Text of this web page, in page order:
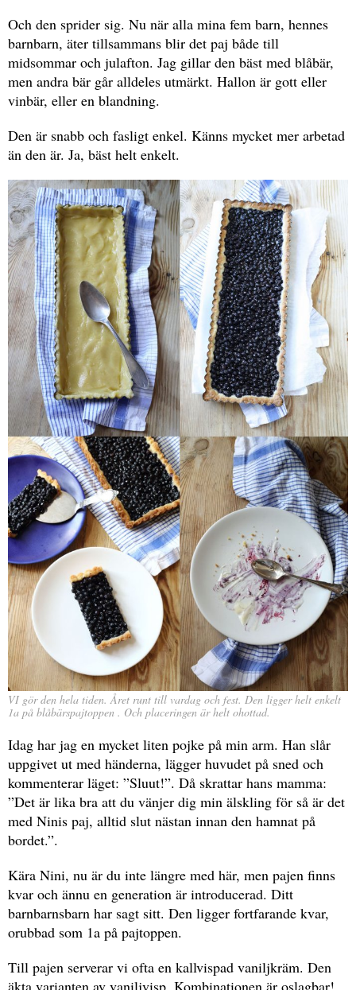
Och den sprider sig. Nu när alla mina fem barn, hennes
barnbarn, äter tillsammans blir det paj både till
midsommar och julafton. Jag gillar den bäst med blåbär,
men andra bär går alldeles utmärkt. Hallon är gott eller
vinbär, eller en blandning.
Den är snabb och fasligt enkel. Känns mycket mer arbetad
än den är. Ja, bäst helt enkelt.
VI gör den hela tiden. Året runt till vardag och fest. Den ligger helt enkelt
1a på blåbärspajtoppen . Och placeringen är helt ohottad.
Idag har jag en mycket liten pojke på min arm. Han slår
uppgivet ut med händerna, lägger huvudet på sned och
kommenterar läget: ”Sluut!”. Då skrattar hans mamma:
”Det är lika bra att du vänjer dig min älskling för så är det
med Ninis paj, alltid slut nästan innan den hamnat på
bordet.”.
Kära Nini, nu är du inte längre med här, men pajen finns
kvar och ännu en generation är introducerad. Ditt
barnbarnsbarn har sagt sitt. Den ligger fortfarande kvar,
orubbad som 1a på pajtoppen.
Till pajen serverar vi ofta en kallvispad vaniljkräm. Den
äkta varianten av vaniljvisp. Kombinationen är oslagbar!